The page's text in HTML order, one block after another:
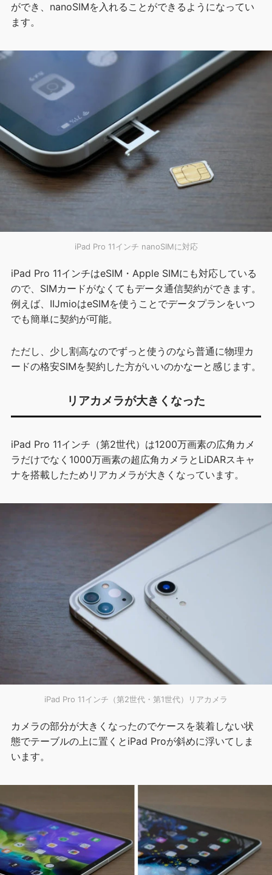
ができ、nanoSIMを入れることができるようになってい
ます。
iPad Pro 11インチ nanoSIMに対応
iPad Pro 11インチはeSIM・Apple SIMにも対応している
ので、SIMカードがなくてもデータ通信契約ができます。
例えば、IIJmioはeSIMを使うことでデータプランをいつ
でも簡単に契約が可能。
ただし、少し割高なのでずっと使うのなら普通に物理カ
ードの格安SIMを契約した方がいいのかなーと感じます。
リアカメラが大きくなった
iPad Pro 11インチ（第2世代）は1200万画素の広角カメ
ラだけでなく1000万画素の超広角カメラとLiDARスキャ
ナを搭載したためリアカメラが大きくなっています。
iPad Pro 11インチ（第2世代・第1世代）リアカメラ
カメラの部分が大きくなったのでケースを装着しない状
態でテーブルの上に置くとiPad Proが斜めに浮いてしま
います。